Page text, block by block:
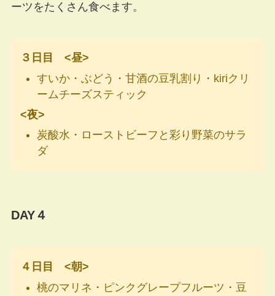
ーツをたくさん食べます。
３日目 <昼>
すいか・ぶどう・甘酒の豆乳割り・kiriクリ
ームチーズスティック
<夜>
炭酸水・ローストビーフと彩り野菜のサラ
ダ
DAY４
４日目 <朝>
桃のマリネ・ピンクグレープフルーツ・豆